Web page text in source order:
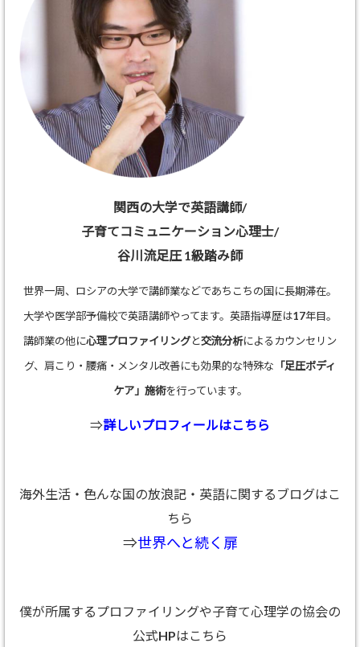
関西の大学で英語講師/
子育てコミュニケーション心理士/
谷川流足圧 1級踏み師
世界一周、ロシアの大学で講師業などであちこちの国に長期滞在。
大学や医学部予備校で英語講師やってます。英語指導歴は17年目。
講師業の他に心理プロファイリングと交流分析によるカウンセリン
グ、肩こり・腰痛・メンタル改善にも効果的な特殊な 「足圧ボディ
ケア」施術を行っています。
⇒詳しいプロフィールはこちら
海外生活・色んな国の放浪記・英語に関するブログはこ
ちら
⇒世界へと続く扉
僕が所属するプロファイリングや子育て心理学の協会の
公式HPはこちら